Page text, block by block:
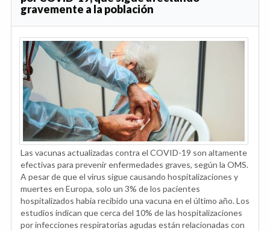
gravemente a la población
Las vacunas actualizadas contra el COVID-19 son altamente
efectivas para prevenir enfermedades graves, según la OMS.
A pesar de que el virus sigue causando hospitalizaciones y
muertes en Europa, solo un 3% de los pacientes
hospitalizados había recibido una vacuna en el último año. Los
estudios indican que cerca del 10% de las hospitalizaciones
por infecciones respiratorias agudas están relacionadas con